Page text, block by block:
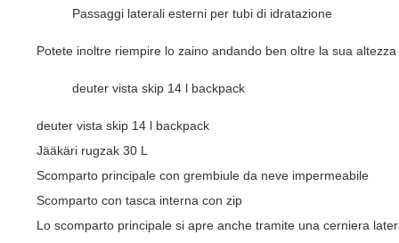
Passaggi laterali esterni per tubi di idratazione
Potete inoltre riempire lo zaino andando ben oltre la sua
deuter vista skip 14 l backpack
deuter vista skip 14 l backpack
Jääkäri rugzak 30 L
Scomparto principale con grembiule da neve impermeabile
Scomparto con tasca interna con zip
Lo scomparto principale si apre anche tramite una cerniera